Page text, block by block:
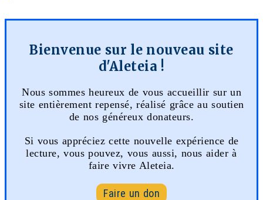
Bienvenue sur le nouveau site
d'Aleteia !
Nous sommes heureux de vous accueillir sur un
site entièrement repensé, réalisé grâce au soutien
de nos généreux donateurs.
Si vous appréciez cette nouvelle expérience de
lecture, vous pouvez, vous aussi, nous aider à
faire vivre Aleteia.
Faire un don